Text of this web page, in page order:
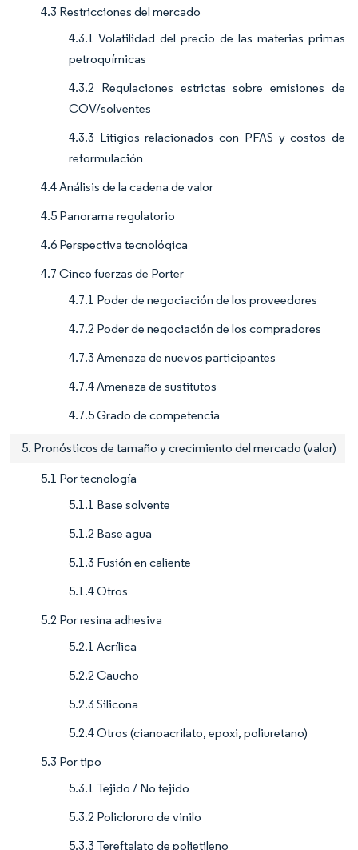
4.3 Restricciones del mercado
4.3.1 Volatilidad del precio de las materias primas
petroquímicas
4.3.2 Regulaciones estrictas sobre emisiones de
COV/solventes
4.3.3 Litigios relacionados con PFAS y costos de
reformulación
4.4 Análisis de la cadena de valor
4.5 Panorama regulatorio
4.6 Perspectiva tecnológica
4.7 Cinco fuerzas de Porter
4.7.1 Poder de negociación de los proveedores
4.7.2 Poder de negociación de los compradores
4.7.3 Amenaza de nuevos participantes
4.7.4 Amenaza de sustitutos
4.7.5 Grado de competencia
5. Pronósticos de tamaño y crecimiento del mercado (valor)
5.1 Por tecnología
5.1.1 Base solvente
5.1.2 Base agua
5.1.3 Fusión en caliente
5.1.4 Otros
5.2 Por resina adhesiva
5.2.1 Acrílica
5.2.2 Caucho
5.2.3 Silicona
5.2.4 Otros (cianoacrilato, epoxi, poliuretano)
5.3 Por tipo
5.3.1 Tejido / No tejido
5.3.2 Policloruro de vinilo
5.3.3 Tereftalato de polietileno